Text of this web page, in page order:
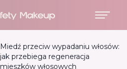
Miedź przeciw wypadaniu włosów:
jak przebiega regeneracja
mieszków włosowych